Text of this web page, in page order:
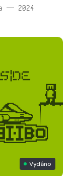
— 2024
Vydáno